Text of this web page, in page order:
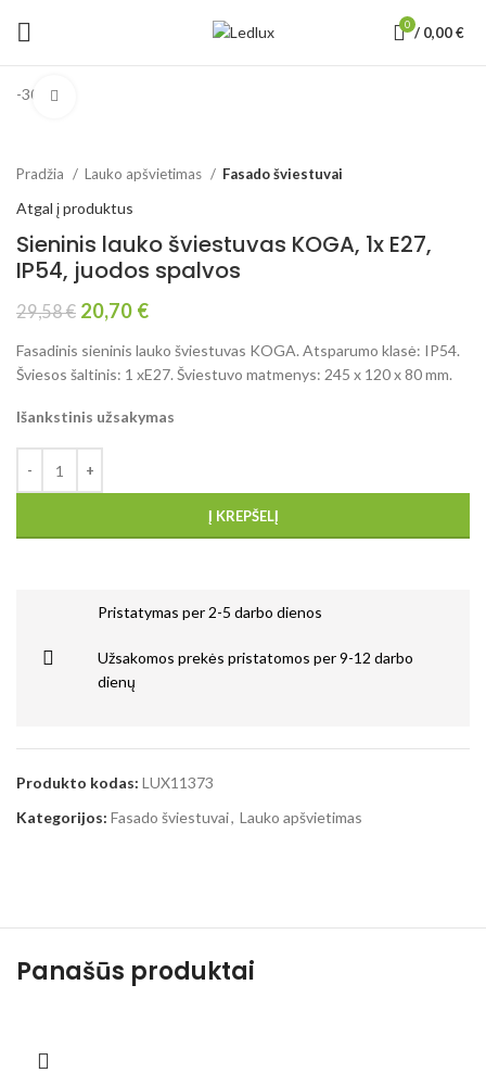
0 / 0,00€
-30%
Pradžia Lauko apšvietimas Fasado šviestuvai
Atgal į produktus
Sieninis lauko šviestuvas KOGA, 1x E27,
IP54, juodos spalvos
29,58€ 20,70 €
Fasadinis sieninis lauko šviestuvas KOGA. Atsparumo klasė: IP54.
Šviesos šaltinis: 1 xE27. Šviestuvo matmenys: 245 x 120 x 80 mm.
Išankstinis užsakymas
Į KREPŠELĮ
Pristatymas per 2-5 darbo dienos
Užsakomos prekės pristatomos per 9-12 darbo
dienų
Produkto kodas: LUX11373
Kategorijos: Fasado šviestuvai, Lauko apšvietimas
Panašūs produktai